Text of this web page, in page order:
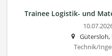
Trainee Logistik- und
Gütersloh,
Technik/